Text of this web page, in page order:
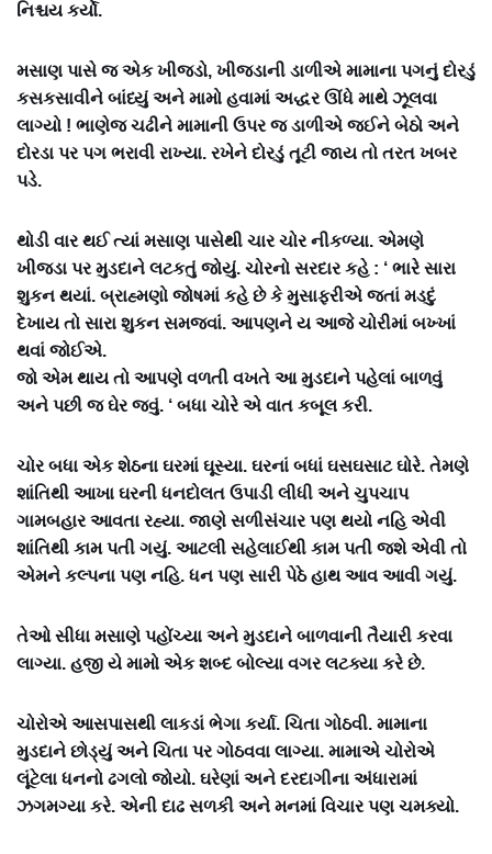
નિશ્ચય કર્યો.
મસાણ પાસે જ એક ખીજડો, ખીજડાની ડાળીએ મામાના પગનું દોરડું
કસકસાવીને બાંધ્યું અને મામો હવામાં અદ્ધર ઊંધે માથે ઝૂલવા
લાગ્યો ! ભાણેજ ચઢીને મામાની ઉપર જ ડાળીએ જઈને બેઠો અને
દોરડા પર પગ ભરાવી રાખ્યા. રખેને દોરડું તૂટી જાય તો તરત ખબર
પડે.
થોડી વાર થઈ ત્યાં મસાણ પાસેથી ચાર ચોર નીકળ્યા. એમણે
ખીજડા પર મુડદાને લટકતું જોયું. ચોરનો સરદાર કહે : ‘ ભારે સારા
શુકન થયાં. બ્રાહ્મણો જોષમાં કહે છે કે મુસાફરીએ જતાં મડદું
દેખાય તો સારા શુકન સમજવાં. આપણને ય આજે ચોરીમાં બખ્ખાં
થવાં જોઈએ.
જો એમ થાય તો આપણે વળતી વખતે આ મુડદાને પહેલાં બાળવું
અને પછી જ ઘેર જવું. ‘ બધા ચોરે એ વાત કબૂલ કરી.
ચોર બધા એક શેઠના ઘરમાં ઘૂસ્યા. ઘરનાં બધાં ઘસઘસાટ ઘોરે. તેમણે
શાંતિથી આખા ઘરની ધનદોલત ઉપાડી લીધી અને ચુપચાપ
ગામબહાર આવતા રહ્યા. જાણે સળીસંચાર પણ થયો નહિ એવી
શાંતિથી કામ પતી ગયું. આટલી સહેલાઈથી કામ પતી જશે એવી તો
એમને કલ્પના પણ નહિ. ધન પણ સારી પેઠે હાથ આવ આવી ગયું.
તેઓ સીધા મસાણે પહોંચ્યા અને મુડદાને બાળવાની તૈયારી કરવા
લાગ્યા. હજી યે મામો એક શબ્દ બોલ્યા વગર લટક્યા કરે છે.
ચોરોએ આસપાસથી લાકડાં ભેગા કર્યા. ચિતા ગોઠવી. મામાના
મુડદાને છોડ્યું અને ચિતા પર ગોઠવવા લાગ્યા. મામાએ ચોરોએ
લૂંટેલા ધનનો ઢગલો જોયો. ઘરેણાં અને દરદાગીના અંધારામાં
ઝગમગ્યા કરે. એની દાઢ સળકી અને મનમાં વિચાર પણ ચમક્યો.